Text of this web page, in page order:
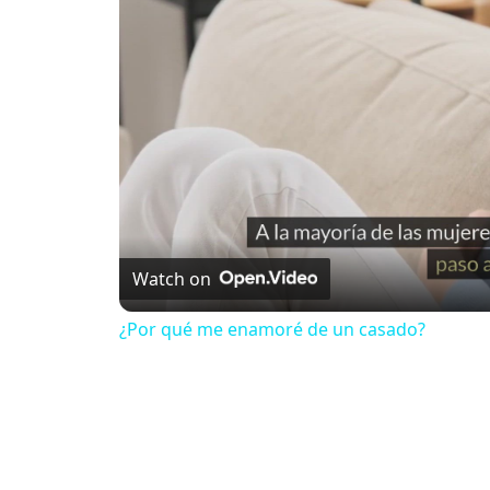
Watch on
¿Por qué me enamoré de un casado?